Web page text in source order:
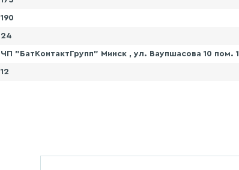
190
24
ЧП "БатКонтактГрупп" Минск , ул. Ваупшасова 10 пом.
12